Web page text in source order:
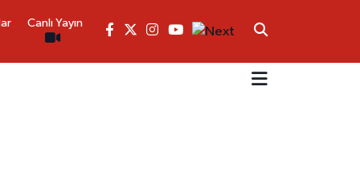
Canlı Yayın